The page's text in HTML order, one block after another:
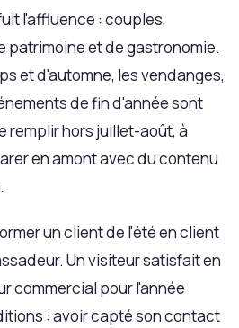
l'affluence : couples,
patrimoine et de gastronomie.
et d'automne, les vendanges,
de fin d'année sont
remplir hors juillet-août, à
en amont avec du contenu
un client de l'été en client
Un visiteur satisfait en
commercial pour l'année
: avoir capté son contact